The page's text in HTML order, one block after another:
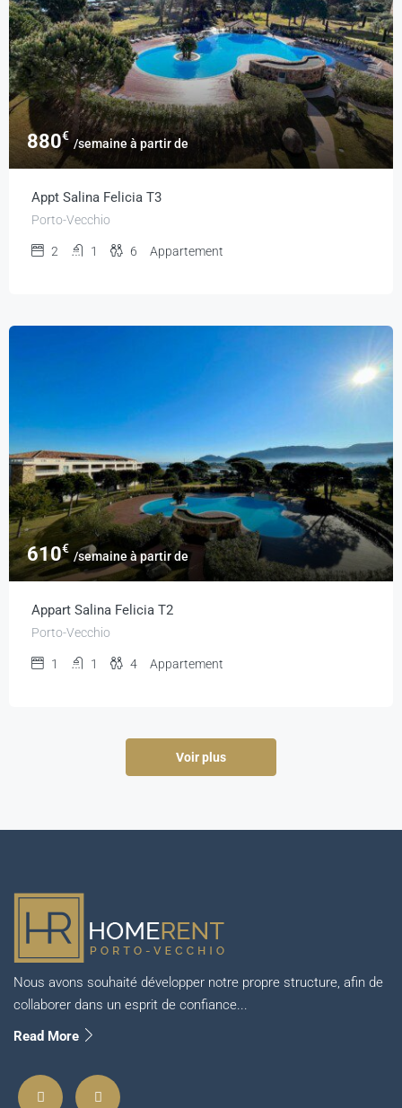
880€
/semaine à partir de
Appt Salina Felicia T3
Porto-Vecchio
2 1 6 Appartement
610€
/semaine à partir de
Appart Salina Felicia T2
Porto-Vecchio
1 1 4 Appartement
Voir plus
Nous avons souhaité développer notre propre structure, afin de
collaborer dans un esprit de confiance...
Read More